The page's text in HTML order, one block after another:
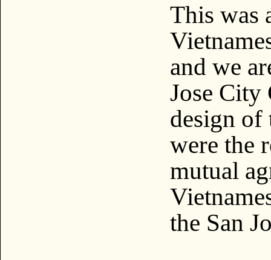
This was
and we
Jose City
design of
were the
mutual
the San